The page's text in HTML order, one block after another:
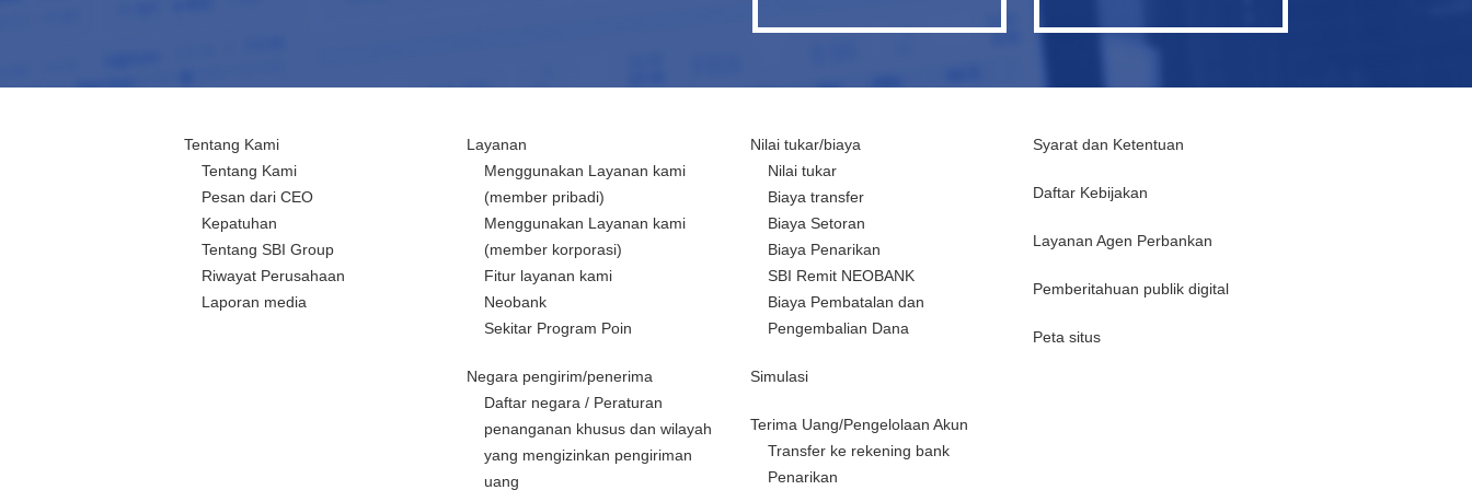
Tentang Kami
Tentang Kami
Pesan dari CEO
Kepatuhan
Tentang SBI Group
Riwayat Perusahaan
Laporan media
Layanan
Menggunakan Layanan kami
(member pribadi)
Menggunakan Layanan kami
(member korporasi)
Fitur layanan kami
Neobank
Sekitar Program Poin
Negara pengirim/penerima
Daftar negara / Peraturan
penanganan khusus dan wilayah
yang mengizinkan pengiriman
uang
Nilai tukar/biaya
Nilai tukar
Biaya transfer
Biaya Setoran
Biaya Penarikan
SBI Remit NEOBANK
Biaya Pembatalan dan
Pengembalian Dana
Simulasi
Terima Uang/Pengelolaan Akun
Transfer ke rekening bank
Penarikan
Syarat dan Ketentuan
Daftar Kebijakan
Layanan Agen Perbankan
Pemberitahuan publik digital
Peta situs